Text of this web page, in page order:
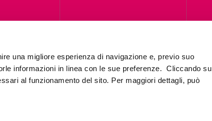
una migliore esperienza di navigazione e, previo suo
informazioni in linea con le sue preferenze. Cliccando su
al funzionamento del sito. Per maggiori dettagli, può